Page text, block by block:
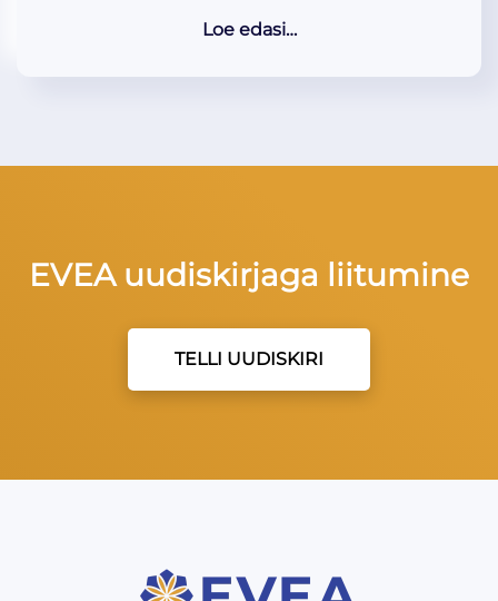
Loe edasi…
EVEA uudiskirjaga liitumine
TELLI UUDISKIRI